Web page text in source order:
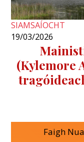
SIAMSAÍOCHT
19/03/2026
(Kylemore
Faigh